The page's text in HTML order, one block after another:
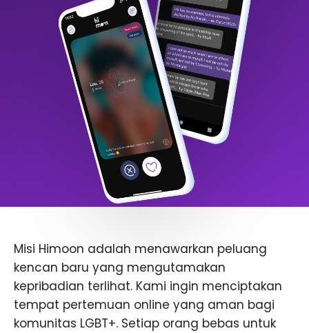
Misi Himoon adalah menawarkan peluang
kencan baru yang mengutamakan
kepribadian terlihat. Kami ingin menciptakan
tempat pertemuan online yang aman bagi
komunitas LGBT+. Setiap orang bebas untuk